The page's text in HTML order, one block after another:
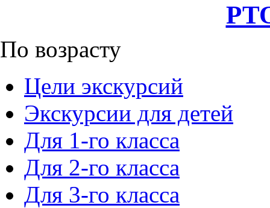
По возрасту
Цели экскурсий
Экскурсии для детей
Для 1-го класса
Для 2-го класса
Для 3-го класса